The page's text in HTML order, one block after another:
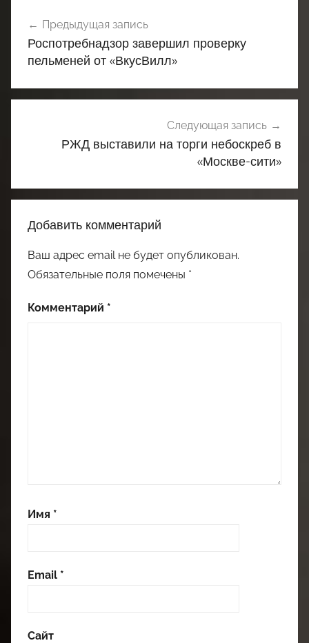
по
записям
Предыдущая запись
Роспотребнадзор завершил проверку
пельменей от «ВкусВилл»
Следующая запись
РЖД выставили на торги небоскреб в
«Москве-сити»
Добавить комментарий
Ваш адрес email не будет опубликован.
Обязательные поля помечены *
Комментарий *
Имя *
Email *
Сайт